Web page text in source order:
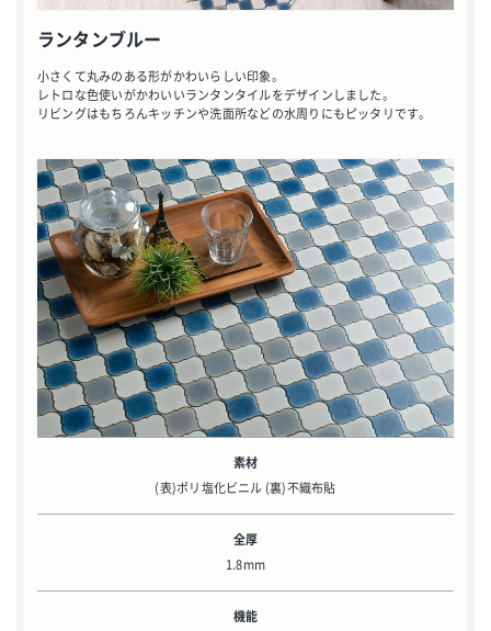
ランタンブルー
小さくて丸みのある形がかわいらしい印象。
レトロな色使いがかわいいランタンタイルをデザインしました。
リビングはもちろんキッチンや洗面所などの水周りにもピッタリです。
素材
(表)ポリ塩化ビニル (裏)不織布貼
全厚
1.8mm
機能